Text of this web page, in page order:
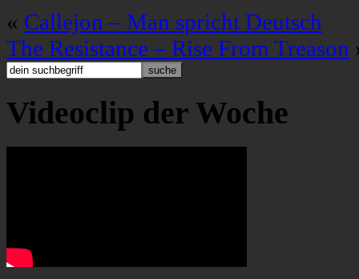
« Callejon – Man spricht Deutsch
The Resistance – Rise From Treason
Videoclip der Woche